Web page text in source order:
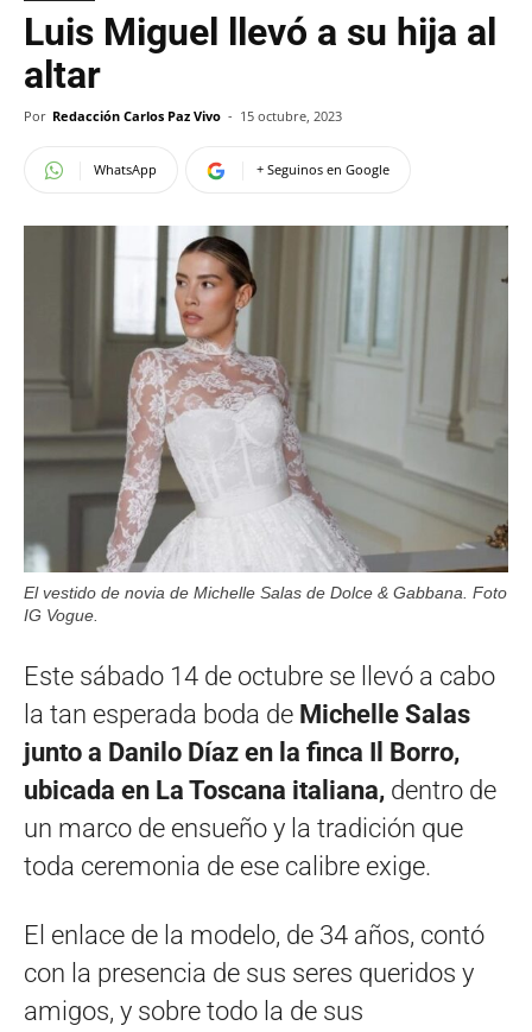
Luis Miguel llevó a su hija al
altar
Por Redacción Carlos Paz Vivo - 15 octubre, 2023
WhatsApp + Seguinos en Google
El vestido de novia de Michelle Salas de Dolce & Gabbana. Foto
IG Vogue.
Este sábado 14 de octubre se llevó a cabo
la tan esperada boda de Michelle Salas
junto a Danilo Díaz en la finca Il Borro,
ubicada en La Toscana italiana, dentro de
un marco de ensueño y la tradición que
toda ceremonia de ese calibre exige.
El enlace de la modelo, de 34 años, contó
con la presencia de sus seres queridos y
amigos, y sobre todo la de sus